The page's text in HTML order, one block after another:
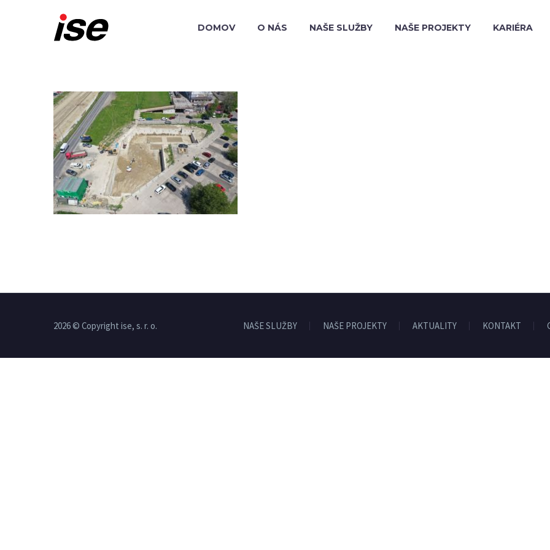
DOMOV O NÁS NAŠE SLUŽBY NAŠE PROJEKTY KARIÉRA
NAŠE SLUŽBY NAŠE PROJEKTY AKTUALITY KONTAKT
2026 © Copyright ise, s. r. o.